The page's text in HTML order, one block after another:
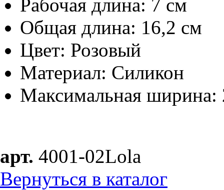
Рабочая длина: 7 см
Общая длина: 16,2 см
Цвет: Розовый
Материал: Cиликон
Максимальная
арт. 4001-02Lola
Вернуться в каталог